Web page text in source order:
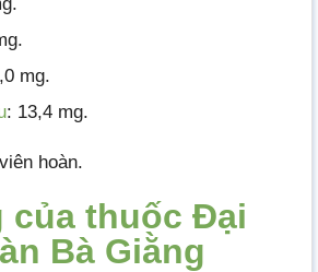
mg.
: 13,4 mg.
hoàn.
của thuốc Đại
Bà Giằng